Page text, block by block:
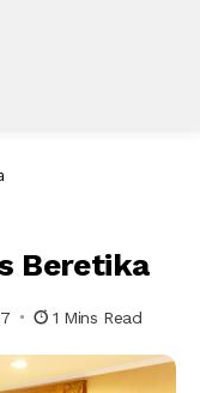
Beretika
1 Mins Read